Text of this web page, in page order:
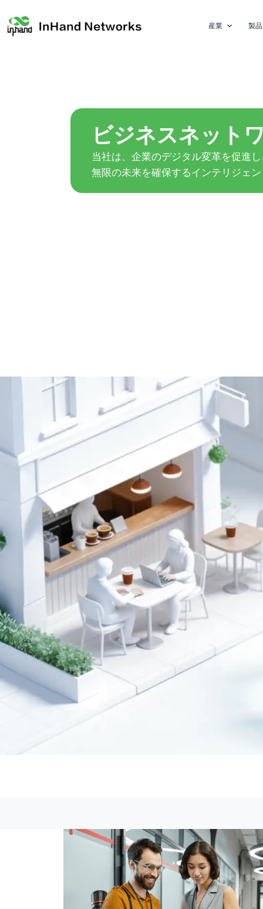
産業 製品
ビジネスネット
当社は、企業のデジタル変革を促進
無限の未来を確保するインテリジェ